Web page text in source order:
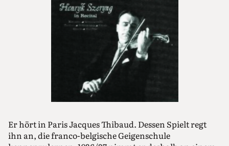
Er hört in Paris Jacques Thibaud. Dessen Spielt regt
ihn an, die franco-belgische Geigenschule